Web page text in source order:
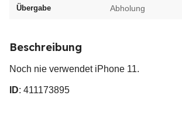
Übergabe Abholung
Beschreibung
Noch nie verwendet iPhone 11.
ID: 411173895